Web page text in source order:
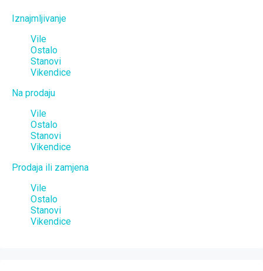
Iznajmljivanje
Vile
Ostalo
Stanovi
Vikendice
Na prodaju
Vile
Ostalo
Stanovi
Vikendice
Prodaja ili zamjena
Vile
Ostalo
Stanovi
Vikendice